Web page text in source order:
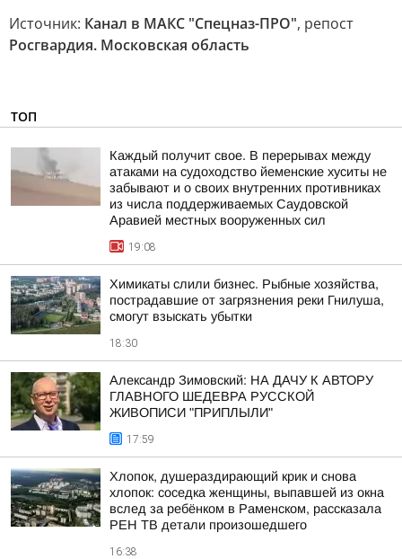
Источник: Канал в МАКС "Спецназ-ПРО", репост
Росгвардия. Московская область
ТОП
Каждый получит свое. В перерывах между
атаками на судоходство йеменские хуситы не
забывают и о своих внутренних противниках
из числа поддерживаемых Саудовской
Аравией местных вооруженных сил
19:08
Химикаты слили бизнес. Рыбные хозяйства,
пострадавшие от загрязнения реки Гнилуша,
смогут взыскать убытки
18:30
Александр Зимовский: НА ДАЧУ К АВТОРУ
ГЛАВНОГО ШЕДЕВРА РУССКОЙ
ЖИВОПИСИ "ПРИПЛЫЛИ"
17:59
Хлопок, душераздирающий крик и снова
хлопок: соседка женщины, выпавшей из окна
вслед за ребёнком в Раменском, рассказала
РЕН ТВ детали произошедшего
16:38